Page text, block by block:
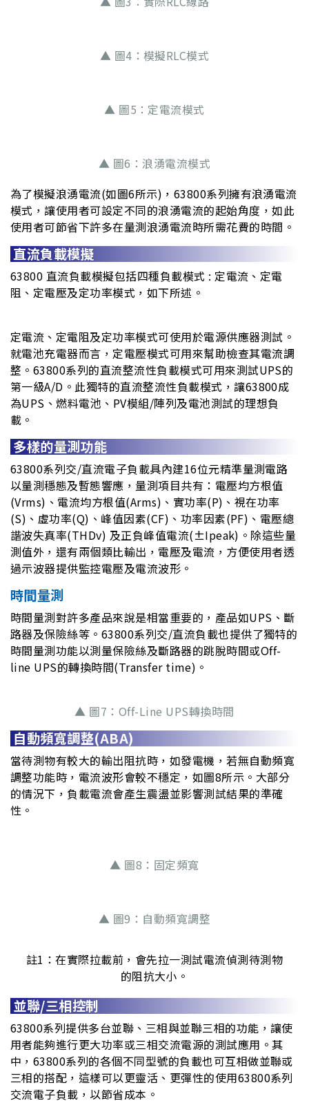
▲ 圖4：模擬RLC模式
▲ 圖5：定電流模式
▲ 圖6：浪湧電流模式
為了模擬浪湧電流(如圖6所示)，63800系列擁有浪湧電流
模式，讓使用者可設定不同的浪湧電流的起始角度，如此
使用者可節省下許多在量測浪湧電流時所需花費的時間。
直流負載模擬
63800 直流負載模擬包括四種負載模式 : 定電流、定電
阻、定電壓及定功率模式，如下所述。
定電流、定電阻及定功率模式可使用於電源供應器測試。
就電池充電器而言，定電壓模式可用來幫助檢查其電流調
整。63800系列的直流整流性負載模式可用來測試UPS的
第一級A/D。此獨特的直流整流性負載模式，讓63800成
為UPS、燃料電池、PV模組/陣列及電池測試的理想負
載。
多樣的量測功能
63800系列交/直流電子負載具內建16位元精準量測電路
以量測穩態及暫態響應，量測項目共有：電壓均方根值
(Vrms)、電流均方根值(Arms)、實功率(P)、視在功率
(S)、虛功率(Q)、峰值因素(CF)、功率因素(PF)、電壓總
諧波失真率(THDv) 及正負峰值電流(±Ipeak)。除這些量
測值外，還有兩個類比輸出，電壓及電流，方便使用者透
過示波器提供監控電壓及電流波形。
時間量測
時間量測對許多產品來說是相當重要的，產品如UPS、斷
路器及保險絲等。63800系列交/直流負載也提供了獨特的
時間量測功能以測量保險絲及斷路器的跳脫時間或Off-
line UPS的轉換時間(Transfer time)。
▲ 圖7：Off-Line UPS轉換時間
自動頻寬調整(ABA)
當待測物有較大的輸出阻抗時，如發電機，若無自動頻寬
調整功能時，電流波形會較不穩定，如圖8所示。大部分
的情況下，負載電流會產生震盪並影響測試結果的準確
性。
▲ 圖8：固定頻寬
▲ 圖9：自動頻寬調整
註1：在實際拉載前，會先拉一測試電流偵測待測物
的阻抗大小。
並聯/三相控制
63800系列提供多台並聯、三相與並聯三相的功能，讓使
用者能夠進行更大功率或三相交流電源的測試應用。其
中，63800系列的各個不同型號的負載也可互相做並聯或
三相的搭配，這樣可以更靈活、更彈性的使用63800系列
交流電子負載，以節省成本。